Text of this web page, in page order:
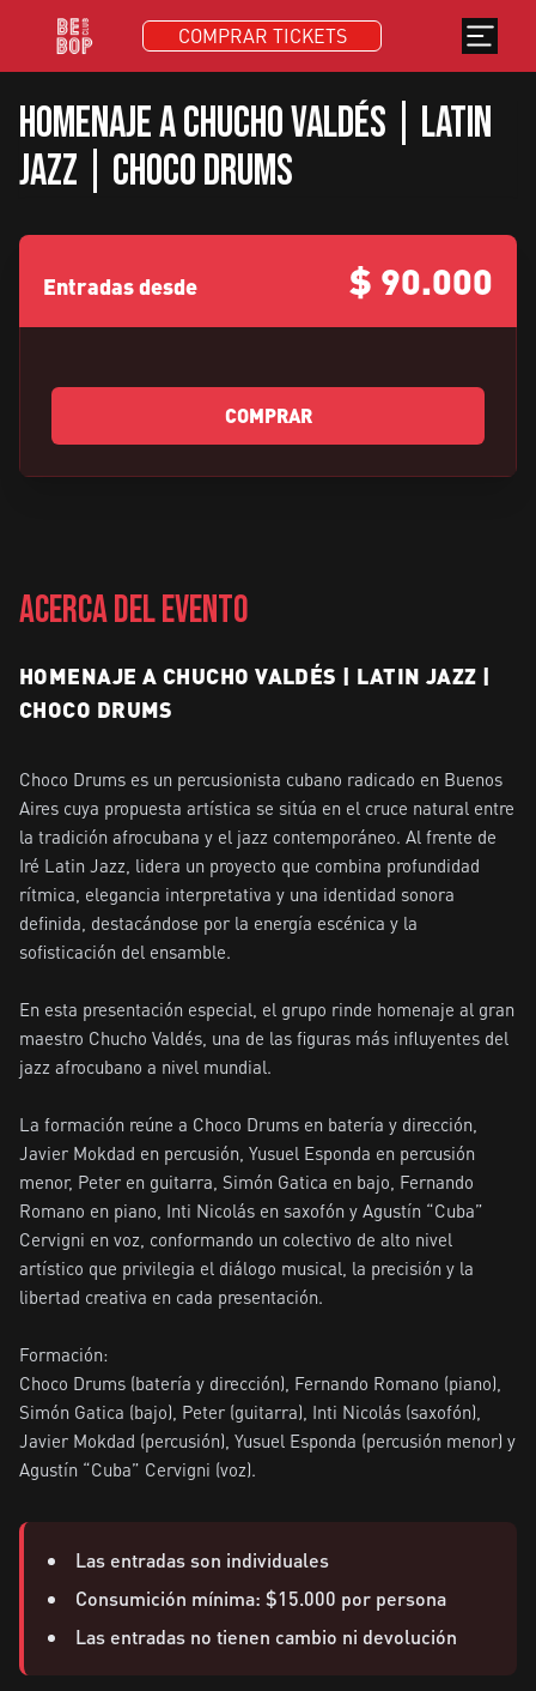
COMPRAR TICKETS
Homenaje a Chucho Valdés | Latin
jazz | Choco Drums
Entradas desde $ 90.000
COMPRAR
ACERCA DEL EVENTO
HOMENAJE A CHUCHO VALDÉS | LATIN JAZZ |
CHOCO DRUMS
Choco Drums es un percusionista cubano radicado en Buenos
Aires cuya propuesta artística se sitúa en el cruce natural entre
la tradición afrocubana y el jazz contemporáneo. Al frente de
Iré Latin Jazz, lidera un proyecto que combina profundidad
rítmica, elegancia interpretativa y una identidad sonora
definida, destacándose por la energía escénica y la
sofisticación del ensamble.
En esta presentación especial, el grupo rinde homenaje al gran
maestro Chucho Valdés, una de las figuras más influyentes del
jazz afrocubano a nivel mundial.
La formación reúne a Choco Drums en batería y dirección,
Javier Mokdad en percusión, Yusuel Esponda en percusión
menor, Peter en guitarra, Simón Gatica en bajo, Fernando
Romano en piano, Inti Nicolás en saxofón y Agustín “Cuba”
Cervigni en voz, conformando un colectivo de alto nivel
artístico que privilegia el diálogo musical, la precisión y la
libertad creativa en cada presentación.
Formación:
Choco Drums (batería y dirección), Fernando Romano (piano),
Simón Gatica (bajo), Peter (guitarra), Inti Nicolás (saxofón),
Javier Mokdad (percusión), Yusuel Esponda (percusión menor) y
Agustín “Cuba” Cervigni (voz).
Las entradas son individuales
Consumición mínima: $15.000 por persona
Las entradas no tienen cambio ni devolución